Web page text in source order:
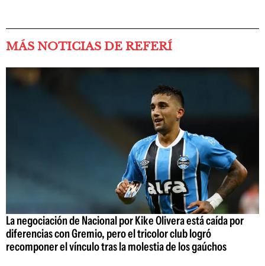
MÁS NOTICIAS DE REFERÍ
La negociación de Nacional por Kike Olivera está caída por
diferencias con Gremio, pero el tricolor club logró
recomponer el vínculo tras la molestia de los gaúchos